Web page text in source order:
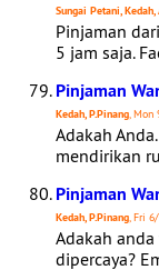
Sungai Petani,
Pinjaman
5 jam saja.
Pinjaman
Kedah, P.Pinang, Mon
Adakah
mendirikan
Pinjaman
Kedah, P.Pinang, Fri
Adakah
dipercaya?